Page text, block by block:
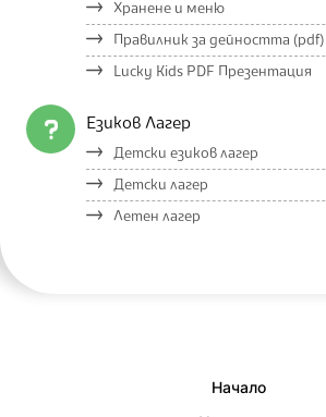
Хранене и меню
Правилник за дейността (pdf)
Lucky Kids PDF Презентация
Езиков Лагер
Детски езиков лагер
Детски лагер
Летен лагер
Начало